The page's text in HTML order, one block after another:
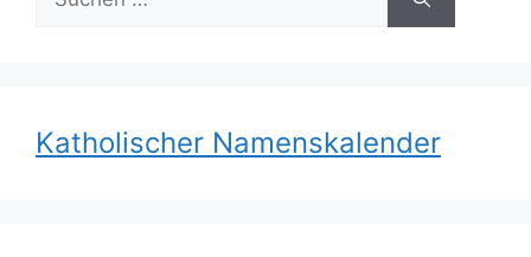
nach:
Katholischer Namenskalender